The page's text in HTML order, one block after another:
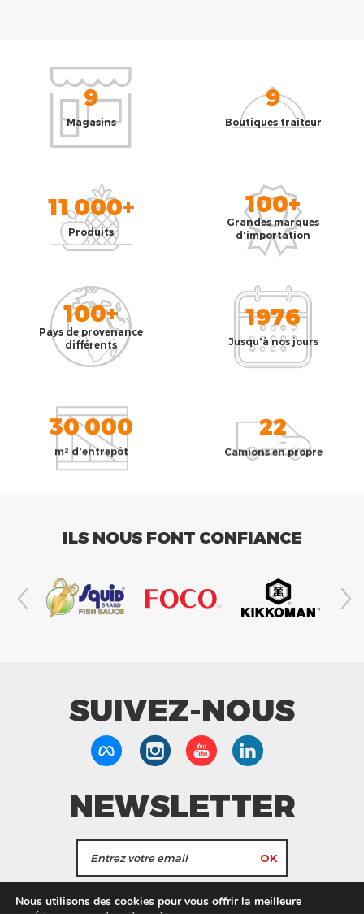
9
Magasins
9
Boutiques traiteur
11 000+
Produits
100+
Grandes marques
d'importation
100+
Pays de provenance
différents
1976
Jusqu'à nos jours
30 000
m² d'entrepôt
22
Camions en propre
ILS NOUS FONT CONFIANCE
SUIVEZ-NOUS
NEWSLETTER
J'accepte de recevoir les actualités et les
Nous utilisons des cookies pour vous offrir la meilleure